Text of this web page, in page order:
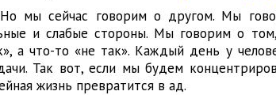
Но мы сейчас говорим о другом. Мы
и слабые стороны. Мы говорим о
а что-то «не так». Каждый день у
Так вот, если мы будем
жизнь превратится в ад.